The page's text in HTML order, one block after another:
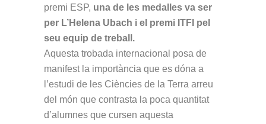
premi ESP, una de les medalles va ser
per L’Helena Ubach i el premi ITFI pel
seu equip de treball.
Aquesta trobada internacional posa de
manifest la importància que es dóna a
l’estudi de les Ciències de la Terra arreu
del món que contrasta la poca quantitat
d’alumnes que cursen aquesta